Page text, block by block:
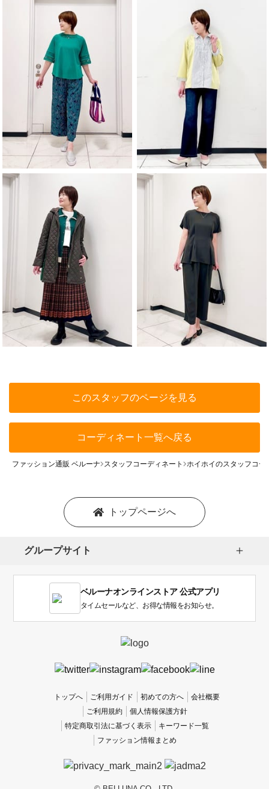
このスタッフのページを見る
コーディネート一覧へ戻る
ファッション通販 ベルーナ スタッフコーディネート ホイホイのスタッフコー
トップページへ
グループサイト
ベルーナオンラインストア 公式アプリ
タイムセールなど、お得な情報をお知らせ。
トップへ ご利用ガイド 初めての方へ
会社概要
ご利用規約
個人情報保護方針
特定商取引法に基づく表示
キーワード一覧
ファッション情報まとめ